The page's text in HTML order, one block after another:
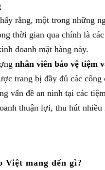
rằng, một trong những
thời gian qua chính là
doanh mặt hàng này.
nhân viên bảo vệ tiệm
trang bị đầy đủ các
vấn đề an ninh tại các
thuận lợi, thu hút nhiều
Việt mang đến gì?